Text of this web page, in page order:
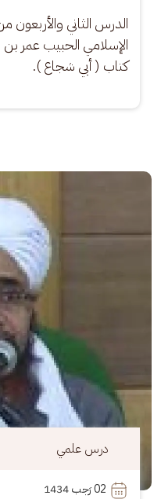
الدرس الثاني
الإسلامي الحبيب عمر
كتاب ( أبي شجاع ).
الصورة
درس علمي
02 رَجب 1434